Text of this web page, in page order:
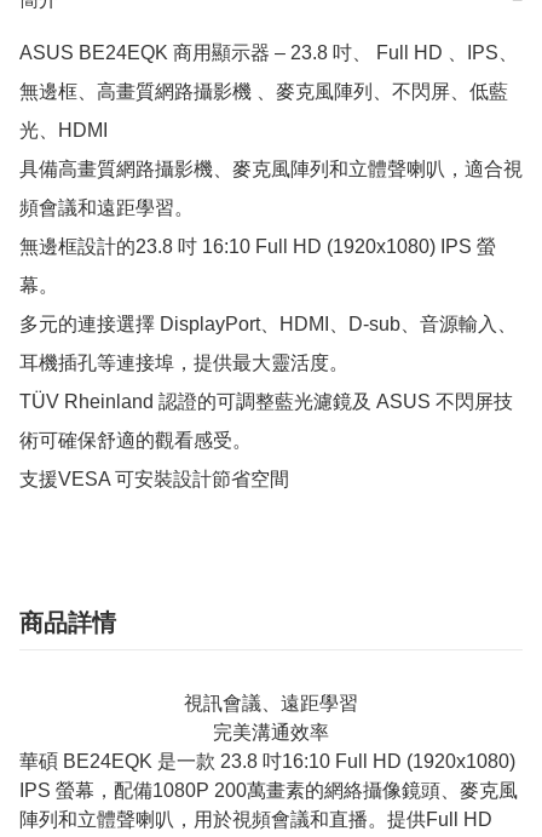
ASUS BE24EQK 商用顯示器 – 23.8 吋、 Full HD 、IPS、
無邊框、高畫質網路攝影機 、麥克風陣列、不閃屏、低藍
光、HDMI
具備高畫質網路攝影機、麥克風陣列和立體聲喇叭，適合視
頻會議和遠距學習。
無邊框設計的23.8 吋 16:10 Full HD (1920x1080) IPS 螢
幕。
多元的連接選擇 DisplayPort、HDMI、D-sub、音源輸入、
耳機插孔等連接埠，提供最大靈活度。
TÜV Rheinland 認證的可調整藍光濾鏡及 ASUS 不閃屏技
術可確保舒適的觀看感受。
支援VESA 可安裝設計節省空間
商品詳情
視訊會議、遠距學習
完美溝通效率
華碩 BE24EQK 是一款 23.8 吋16:10 Full HD (1920x1080)
IPS 螢幕，配備1080P 200萬畫素的網絡攝像鏡頭、麥克風
陣列和立體聲喇叭，用於視頻會議和直播。提供Full HD